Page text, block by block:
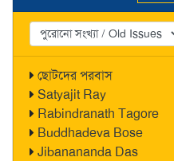
ছোটদের পরবাস
Satyajit Ray
Rabindranath Tagore
Buddhadeva Bose
Jibanananda Das